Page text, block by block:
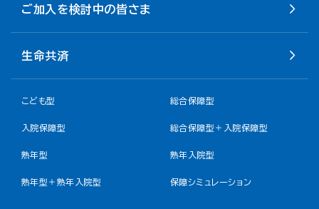
ご加入を検討中の皆さま
生命共済
こども型 総合保障型
入院保障型 総合保障型＋入院保障型
熟年型 熟年入院型
熟年型＋熟年入院型 保障シミュレーション